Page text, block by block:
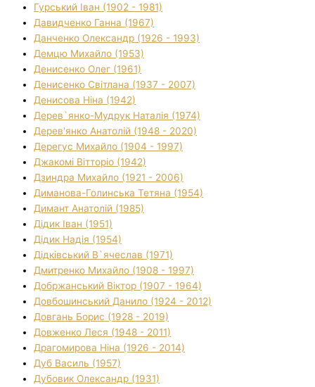
Гурський Іван (1902 - 1981)
Давидченко Ганна (1967)
Данченко Олександр (1926 - 1993)
Демцю Михайло (1953)
Денисенко Олег (1961)
Денисенко Світлана (1937 - 2007)
Денисова Ніна (1942)
Дерев`янко-Мудрук Наталія (1974)
Дерев'янко Анатолій (1948 - 2020)
Дерегус Михайло (1904 - 1997)
Джакомі Вітторіо (1942)
Дзиндра Михайло (1921 - 2006)
Диманова-Голинська Тетяна (1954)
Димант Анатолій (1985)
Дідик Іван (1951)
Дідик Надія (1954)
Дідківський В`ячеслав (1971)
Дмитренко Михайло (1908 - 1997)
Добржанський Віктор (1907 - 1964)
Довбошинський Данило (1924 - 2012)
Довгань Борис (1928 - 2019)
Довженко Леся (1948 - 2011)
Драгомирова Ніна (1926 - 2014)
Дуб Василь (1957)
Дубовик Олександр (1931)